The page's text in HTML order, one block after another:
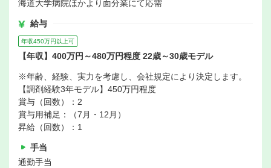
海道大学病院ほかより面分業にて応需
給与
年収450万円以上可
【年収】400万円～480万円程度 22歳～30歳モデル
※年齢、経験、実力を考慮し、会社規定により決定します。
【調剤経験3年モデル】450万円程度
賞与（回数）：2
賞与用補足：（7月・12月）
昇給（回数）：1
手当
通勤手当